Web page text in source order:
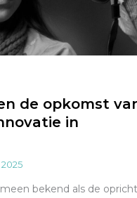
de opkomst
in
bekend als de